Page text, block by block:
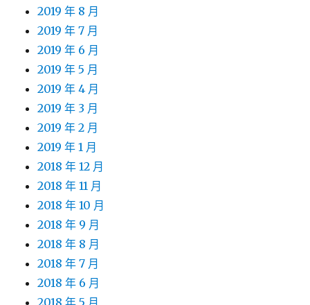
2019 年 8 月
2019 年 7 月
2019 年 6 月
2019 年 5 月
2019 年 4 月
2019 年 3 月
2019 年 2 月
2019 年 1 月
2018 年 12 月
2018 年 11 月
2018 年 10 月
2018 年 9 月
2018 年 8 月
2018 年 7 月
2018 年 6 月